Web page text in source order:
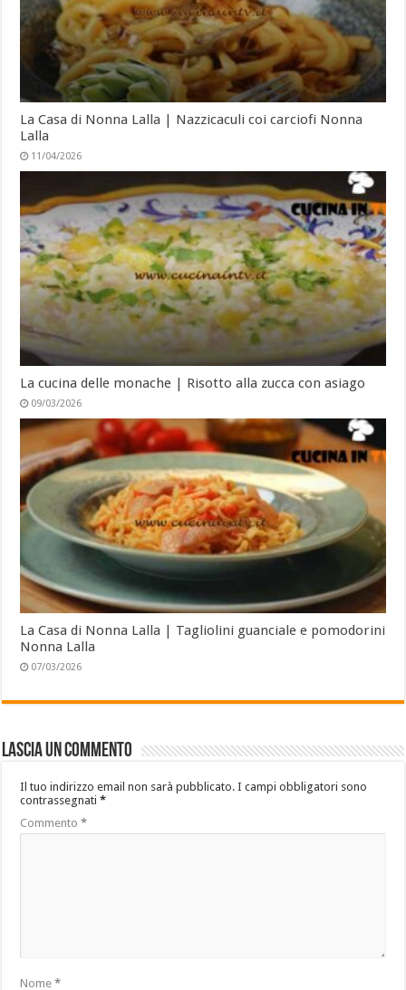
La Casa di Nonna Lalla | Nazzicaculi coi carciofi Nonna
Lalla
11/04/2026
La cucina delle monache | Risotto alla zucca con asiago
09/03/2026
La Casa di Nonna Lalla | Tagliolini guanciale e pomodorini
Nonna Lalla
07/03/2026
Lascia un commento
Il tuo indirizzo email non sarà pubblicato. I campi obbligatori sono
contrassegnati*
Commento*
Nome*